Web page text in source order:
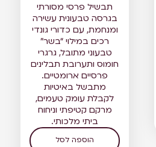
תבשיל פרסי מסורתי
בגרסה טבעונית עשירה
ומנחמת, עם כדורי גונדי
רכים במילוי “בשר”
טבעוני מתובל, גרגרי
חומוס ותערובת תבלינים
פרסיים ארומטיים.
מתבשל באיטיות
לקבלת עומק טעמים,
מרקם קטיפתי וניחוח
ביתי מלכותי.
הוספה לסל